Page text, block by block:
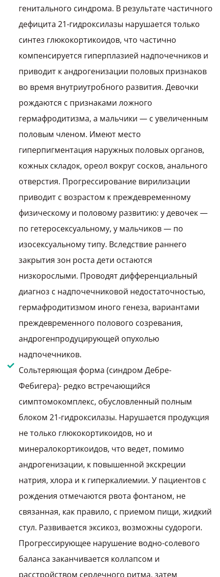
генитального синдрома. В результате частичного
дефицита 21-гидроксилазы нарушается только
синтез глюкокортикоидов, что частично
компенсируется гиперплазией надпочечников и
приводит к андрогенизации половых признаков
во время внутриутробного развития. Девочки
рождаются с признаками ложного
гермафродитизма, а мальчики — с увеличенным
половым членом. Имеют место
гиперпигментация наружных половых органов,
кожных складок, ореол вокруг сосков, анального
отверстия. Прогрессирование вирилизации
приводит с возрастом к преждевременному
физическому и половому развитию: у девочек —
по гетеросексуальному, у мальчиков — по
изосексуальному типу. Вследствие раннего
закрытия зон роста дети остаются
низкорослыми. Проводят дифференциальный
диагноз с надпочечниковой недостаточностью,
гермафродитизмом иного генеза, вариантами
преждевременного полового созревания,
андрогенпродуцирующей опухолью
надпочечников.
Сольтеряющая форма (синдром Дебре-
Фебигера)- редко встречающийся
симптомокомплекс, обусловленный полным
блоком 21-гидроксилазы. Нарушается продукция
не только глюкокортикоидов, но и
минералокортикоидов, что ведет, помимо
андрогенизации, к повышенной экскреции
натрия, хлора и к гиперкалиемии. У пациентов с
рождения отмечаются рвота фонтаном, не
связанная, как правило, с приемом пищи, жидкий
стул. Развивается эксикоз, возможны судороги.
Прогрессирующее нарушение водно-солевого
баланса заканчивается коллапсом и
расстройством сердечного ритма, затем